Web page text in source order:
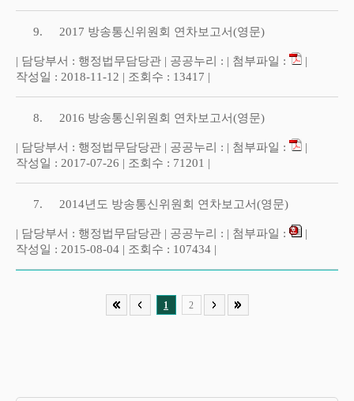
9. 2017 방송통신위원회 연차보고서(영문)
| 담당부서 : 행정법무담당관 | 공공누리 : | 첨부파일 :
|
작성일 : 2018-11-12 | 조회수 : 13417 |
8. 2016 방송통신위원회 연차보고서(영문)
| 담당부서 : 행정법무담당관 | 공공누리 : | 첨부파일 :
|
작성일 : 2017-07-26 | 조회수 : 71201 |
7. 2014년도 방송통신위원회 연차보고서(영문)
| 담당부서 : 행정법무담당관 | 공공누리 : | 첨부파일 :
|
작성일 : 2015-08-04 | 조회수 : 107434 |
1 2